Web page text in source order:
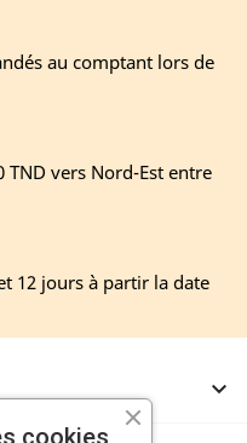
au comptant lors de
TND vers Nord-Est entre
12 jours à partir la date

cookies